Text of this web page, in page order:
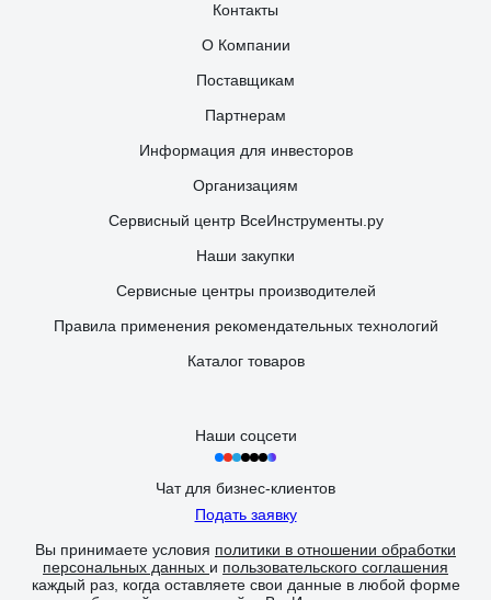
Контакты
О Компании
Поставщикам
Партнерам
Информация для инвесторов
Организациям
Сервисный центр ВсеИнструменты.ру
Наши закупки
Сервисные центры производителей
Правила применения рекомендательных технологий
Каталог товаров
Наши соцсети
Чат для бизнес-клиентов
Подать заявку
Вы принимаете условия политики в отношении обработки
персональных данных и пользовательского соглашения
каждый раз, когда оставляете свои данные в любой форме